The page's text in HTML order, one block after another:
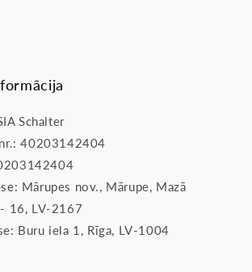
Schalter
40203142404
Mārupes nov., Mārupe, Mazā
16, LV-2167
Buru iela 1, Rīga, LV-1004